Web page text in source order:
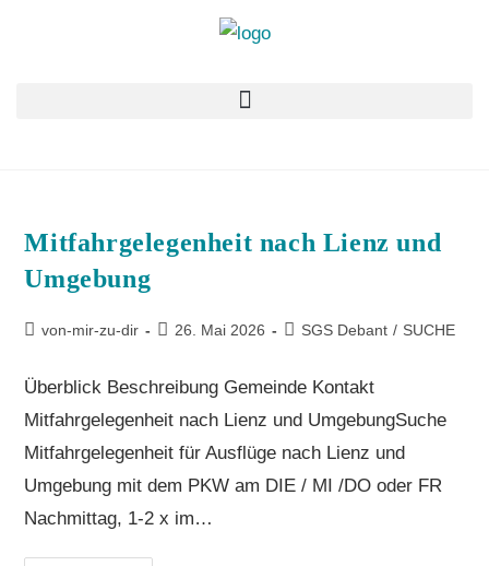
Mit­fahr­ge­le­gen­heit nach Lienz und
Umgebung
von-mir-zu-dir 26. Mai 2026 SGS Debant / SUCHE
Überblick Beschreibung Gemeinde Kontakt
Mitfahrgelegenheit nach Lienz und UmgebungSuche
Mitfahrgelegenheit für Ausflüge nach Lienz und
Umgebung mit dem PKW am DIE / MI /DO oder FR
Nachmittag, 1-2 x im…